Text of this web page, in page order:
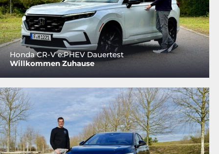
Honda CR-V e:PHEV Dauertest
Willkommen Zuhause